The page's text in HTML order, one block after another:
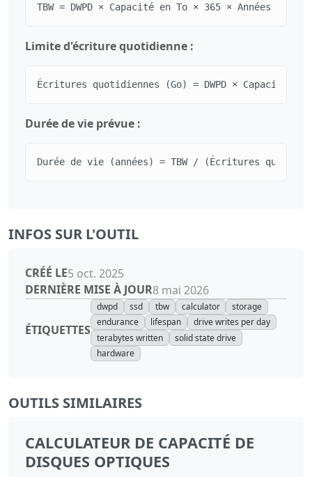
TBW = DWPD × Capacité en To × 365 × Années de
Limite d'écriture quotidienne :
Écritures quotidiennes (Go) = DWPD × Capacité en
Durée de vie prévue :
Durée de vie (années) = TBW / (Écritures
INFOS SUR L'OUTIL
CRÉÉ LE5 oct. 2025
DERNIÈRE MISE À JOUR8 mai 2026
ÉTIQUETTES
dwpd ssd tbw calculator
storage
endurance
lifespan
drive writes per day
terabytes written
solid state drive
hardware
OUTILS SIMILAIRES
CALCULATEUR DE CAPACITÉ DE
DISQUES OPTIQUES